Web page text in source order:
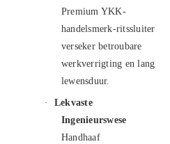
Premium YKK-
handelsmerk-ritssluiter
verseker betroubare
werkverrigting en lang
lewensduur.
·
Lekvaste
Ingenieurswese
Handhaaf